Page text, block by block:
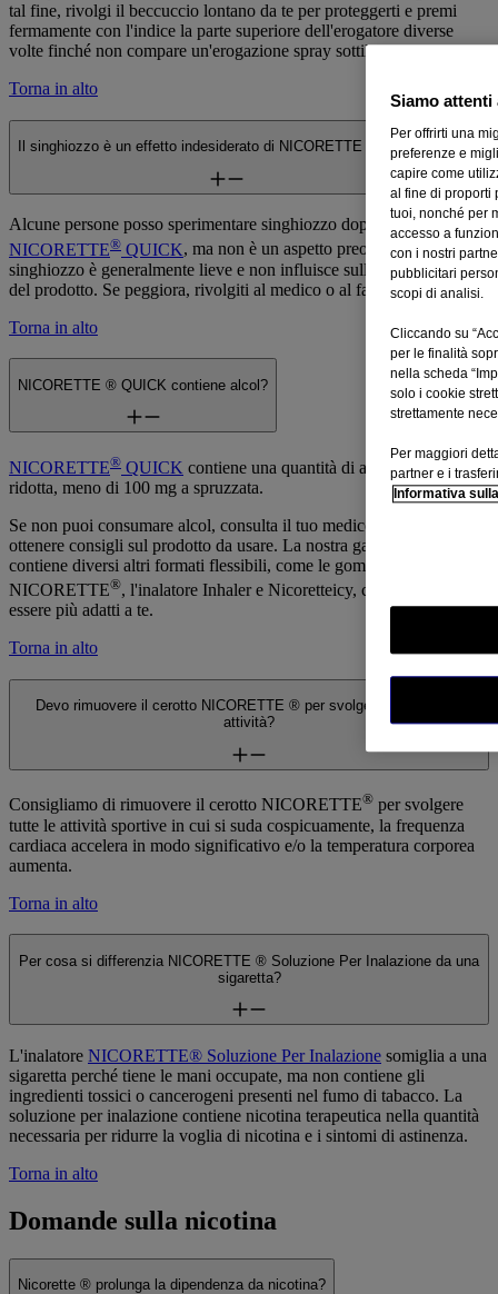
tal fine, rivolgi il beccuccio lontano da te per proteggerti e premi
fermamente con l'indice la parte superiore dell'erogatore diverse
volte finché non compare un'erogazione spray sottile.
Torna in alto
Il singhiozzo è un effetto indesiderato di NICORETTE ® QUICK?
Alcune persone posso sperimentare singhiozzo dopo l'uso di
NICORETTE® QUICK, ma non è un aspetto preoccupante. Il
singhiozzo è generalmente lieve e non influisce sull'uso constante
del prodotto. Se peggiora, rivolgiti al medico o al farmacista.
Torna in alto
NICORETTE ® QUICK contiene alcol?
NICORETTE® QUICK contiene una quantità di alcol molto
ridotta, meno di 100 mg a spruzzata.
Se non puoi consumare alcol, consulta il tuo medico o farmacista per
ottenere consigli sul prodotto da usare. La nostra gamma di prodotti
contiene diversi altri formati flessibili, come le gomme da masticare
NICORETTE®, l'inalatore Inhaler e Nicoretteicy, che possono
essere più adatti a te.
Torna in alto
Devo rimuovere il cerotto NICORETTE ® per svolgere determinate
attività?
Consigliamo di rimuovere il cerotto NICORETTE® per svolgere
tutte le attività sportive in cui si suda cospicuamente, la frequenza
cardiaca accelera in modo significativo e/o la temperatura corporea
aumenta.
Torna in alto
Per cosa si differenzia NICORETTE ® Soluzione Per Inalazione da una
sigaretta?
L'inalatore NICORETTE® Soluzione Per Inalazione somiglia a una
sigaretta perché tiene le mani occupate, ma non contiene gli
ingredienti tossici o cancerogeni presenti nel fumo di tabacco. La
soluzione per inalazione contiene nicotina terapeutica nella quantità
necessaria per ridurre la voglia di nicotina e i sintomi di astinenza.
Torna in alto
Domande sulla nicotina
Nicorette ® prolunga la dipendenza da nicotina?
Siamo attenti
Per offrirti una
preferenze e
capire come
al fine di proporti
tuoi, nonché per
accesso a
con i nostri
pubblicitari
scopi di analisi.
Cliccando su
per le finalità
nella scheda
solo i cookie
strettamente
Per maggiori
partner e i
Informativa